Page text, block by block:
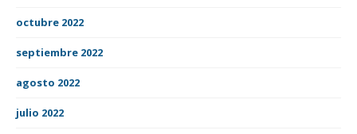
octubre 2022
septiembre 2022
agosto 2022
julio 2022